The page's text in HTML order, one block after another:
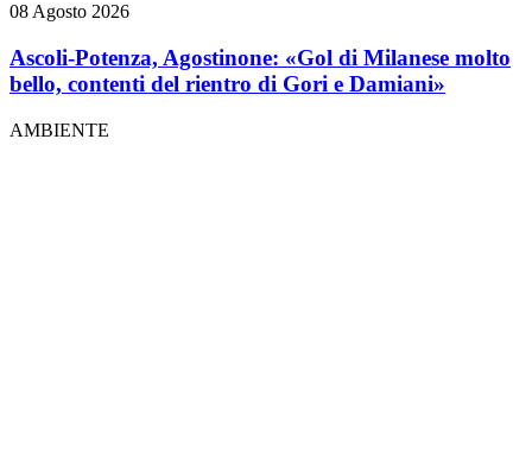
08 Agosto 2026
Ascoli-Potenza, Agostinone: «Gol di Milanese molto
bello, contenti del rientro di Gori e Damiani»
AMBIENTE